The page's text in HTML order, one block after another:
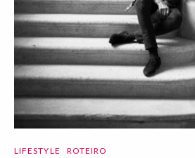
LIFESTYLE ROTEIRO